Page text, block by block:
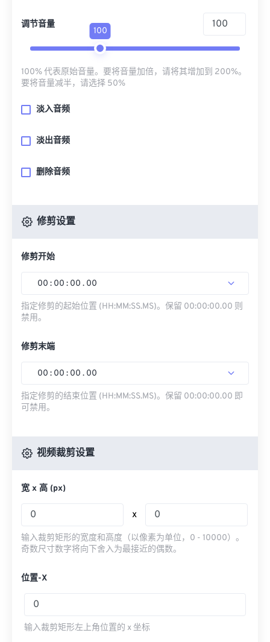
调节音量
100
100% 代表原始音量。要将音量加倍，请将其增加到 200%。
要将音量减半，请选择 50%
淡入音频
淡出音频
删除音频
修剪设置
修剪开始
00 : 00 : 00 . 00
指定修剪的起始位置 (HH:MM:SS.MS)。保留 00:00:00.00 则
禁用。
修剪末端
00 : 00 : 00 . 00
指定修剪的结束位置 (HH:MM:SS.MS)。保留 00:00:00.00 即
可禁用。
视频裁剪设置
宽 x 高 (px)
x
输入裁剪矩形的宽度和高度（以像素为单位，0 - 10000）。
奇数尺寸数字将向下舍入为最接近的偶数。
位置-X
输入裁剪矩形左上角位置的 x 坐标